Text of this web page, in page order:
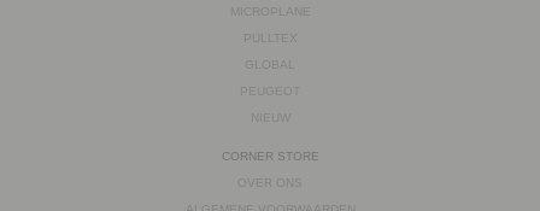
MICROPLANE
PULLTEX
GLOBAL
PEUGEOT
NIEUW
CORNER STORE
OVER ONS